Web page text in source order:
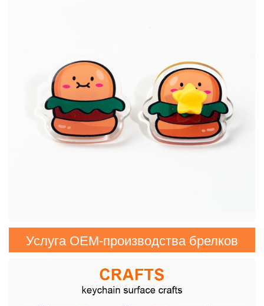
Услуга OEM-производства брелков